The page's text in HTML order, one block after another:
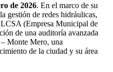
de 2026. En el marco de su
gestión de redes hidráulicas,
(Empresa Municipal de
de una auditoría avanzada
Monte Mero, una
de la ciudad y su área